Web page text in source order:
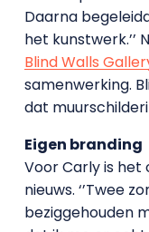
Daarna
het kunstwerk.’’
Blind Walls
samenwerking.
dat
Eigen branding
Voor Carly is
nieuws. ‘’Twee
beziggehouden